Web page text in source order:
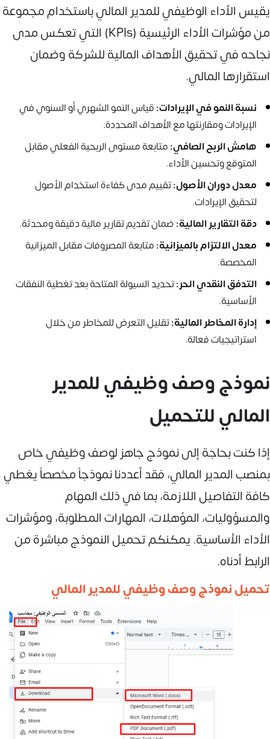
يقيس الأداء الوظيفي للمدير المالي باستخدام مجموعة
من مؤشرات الأداء الرئيسية (KPIs) التي تعكس مدى
نجاحه في تحقيق الأهداف المالية للشركة وضمان
استقرارها المالي.
نسبة النمو في الإيرادات:قياس النمو الشهري أو السنوي في
الإيرادات ومقارنتها مع الأهداف المحددة.
هامش الربح الصافي:متابعة مستوى الربحية الفعلي مقابل
المتوقع وتحسين الأداء.
معدل دوران الأصول:تقييم مدى كفاءة استخدام الأصول
لتحقيق الإيرادات.
دقة التقارير المالية:ضمان تقديم تقارير مالية دقيقة ومحدثة.
معدل الالتزام بالميزانية:متابعة المصروفات مقابل الميزانية
المخصصة.
التدفق النقدي الحر:تحديد السيولة المتاحة بعد تغطية النفقات
الأساسية.
إدارة المخاطر المالية:تقليل التعرض للمخاطر من خلال
استراتيجيات فعالة.
نموذج وصف وظيفي للمدير
المالي للتحميل
إذا كنت بحاجة إلى نموذج جاهز لوصف وظيفي خاص
بمنصب المدير المالي، فقد أعددنا نموذجاً مخصصاً يغطي
كافة التفاصيل اللازمة، بما في ذلك المهام
والمسؤوليات، المؤهلات، المهارات المطلوبة، ومؤشرات
الأداء الأساسية. يمكنكم تحميل النموذج مباشرة من
الرابط أدناه.
تحميل نموذج وصف وظيفي للمدير المالي